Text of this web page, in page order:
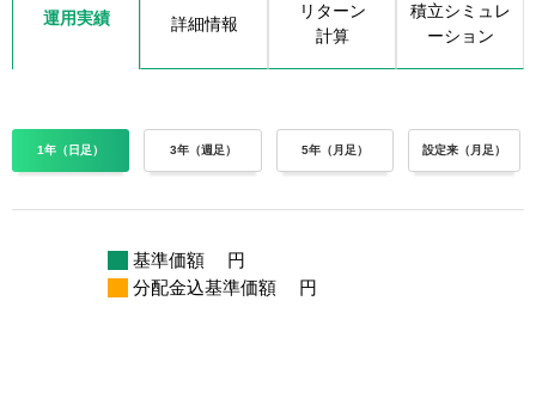
運用実績 詳細情報
リターン
計算
積立シミュレ
ーション
1年（日足） 3年（週足） 5年（月足） 設定来（月足）
基準価額
円
分配金込基準価額
円